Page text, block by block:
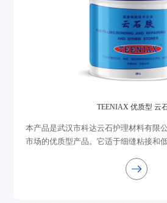
TEENIAX 优质型 云
本产品是武汉市科达云石护理材料有限
市场的优质型产品。它适于细缝粘接和
流挂、不渗油等优点。它适